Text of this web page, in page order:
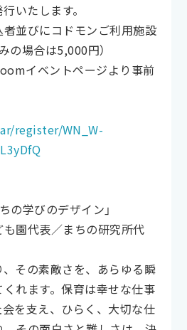
いたします。
並びにコドモンご利用施設
の場合は5,000円）
イベントページより事前
register/WN_W-
の学びのデザイン」
も園代表／まちの研究所代
その素敵さを、あらゆる瞬
れます。保育は幸せな仕事
を支え、ひらく、大切な仕